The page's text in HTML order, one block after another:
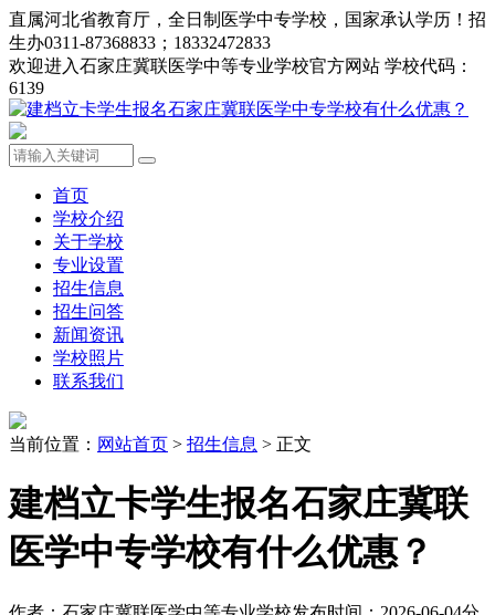
直属河北省教育厅，全日制医学中专学校，国家承认学历！招
生办0311-87368833；18332472833
欢迎进入石家庄冀联医学中等专业学校官方网站 学校代码：
6139
首页
学校介绍
关于学校
专业设置
招生信息
招生问答
新闻资讯
学校照片
联系我们
当前位置： 网站首页 > 招生信息 > 正文
建档立卡学生报名石家庄冀联
医学中专学校有什么优惠？